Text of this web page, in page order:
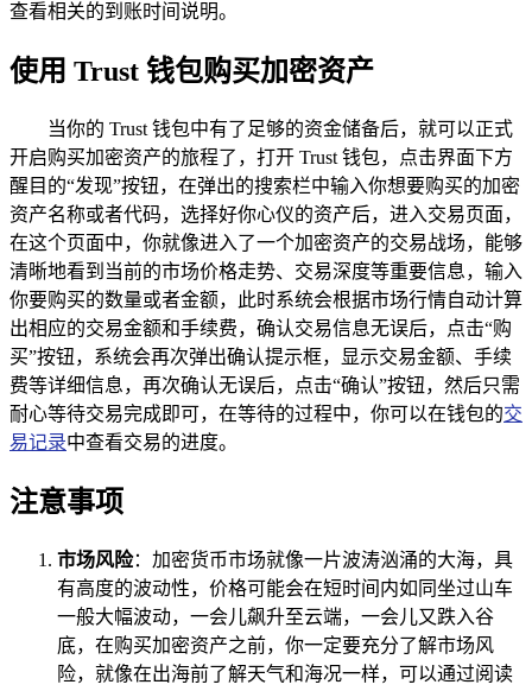
查看相关的到账时间说明。
使用 Trust 钱包购买加密资产
当你的 Trust 钱包中有了足够的资金储备后，就可以正式
开启购买加密资产的旅程了，打开 Trust 钱包，点击界面下方
醒目的“发现”按钮，在弹出的搜索栏中输入你想要购买的加密
资产名称或者代码，选择好你心仪的资产后，进入交易页面，
在这个页面中，你就像进入了一个加密资产的交易战场，能够
清晰地看到当前的市场价格走势、交易深度等重要信息，输入
你要购买的数量或者金额，此时系统会根据市场行情自动计算
出相应的交易金额和手续费，确认交易信息无误后，点击“购
买”按钮，系统会再次弹出确认提示框，显示交易金额、手续
费等详细信息，再次确认无误后，点击“确认”按钮，然后只需
耐心等待交易完成即可，在等待的过程中，你可以在钱包的交
易记录中查看交易的进度。
注意事项
市场风险：加密货币市场就像一片波涛汹涌的大海，具
有高度的波动性，价格可能会在短时间内如同坐过山车
一般大幅波动，一会儿飙升至云端，一会儿又跌入谷
底，在购买加密资产之前，你一定要充分了解市场风
险，就像在出海前了解天气和海况一样，可以通过阅读